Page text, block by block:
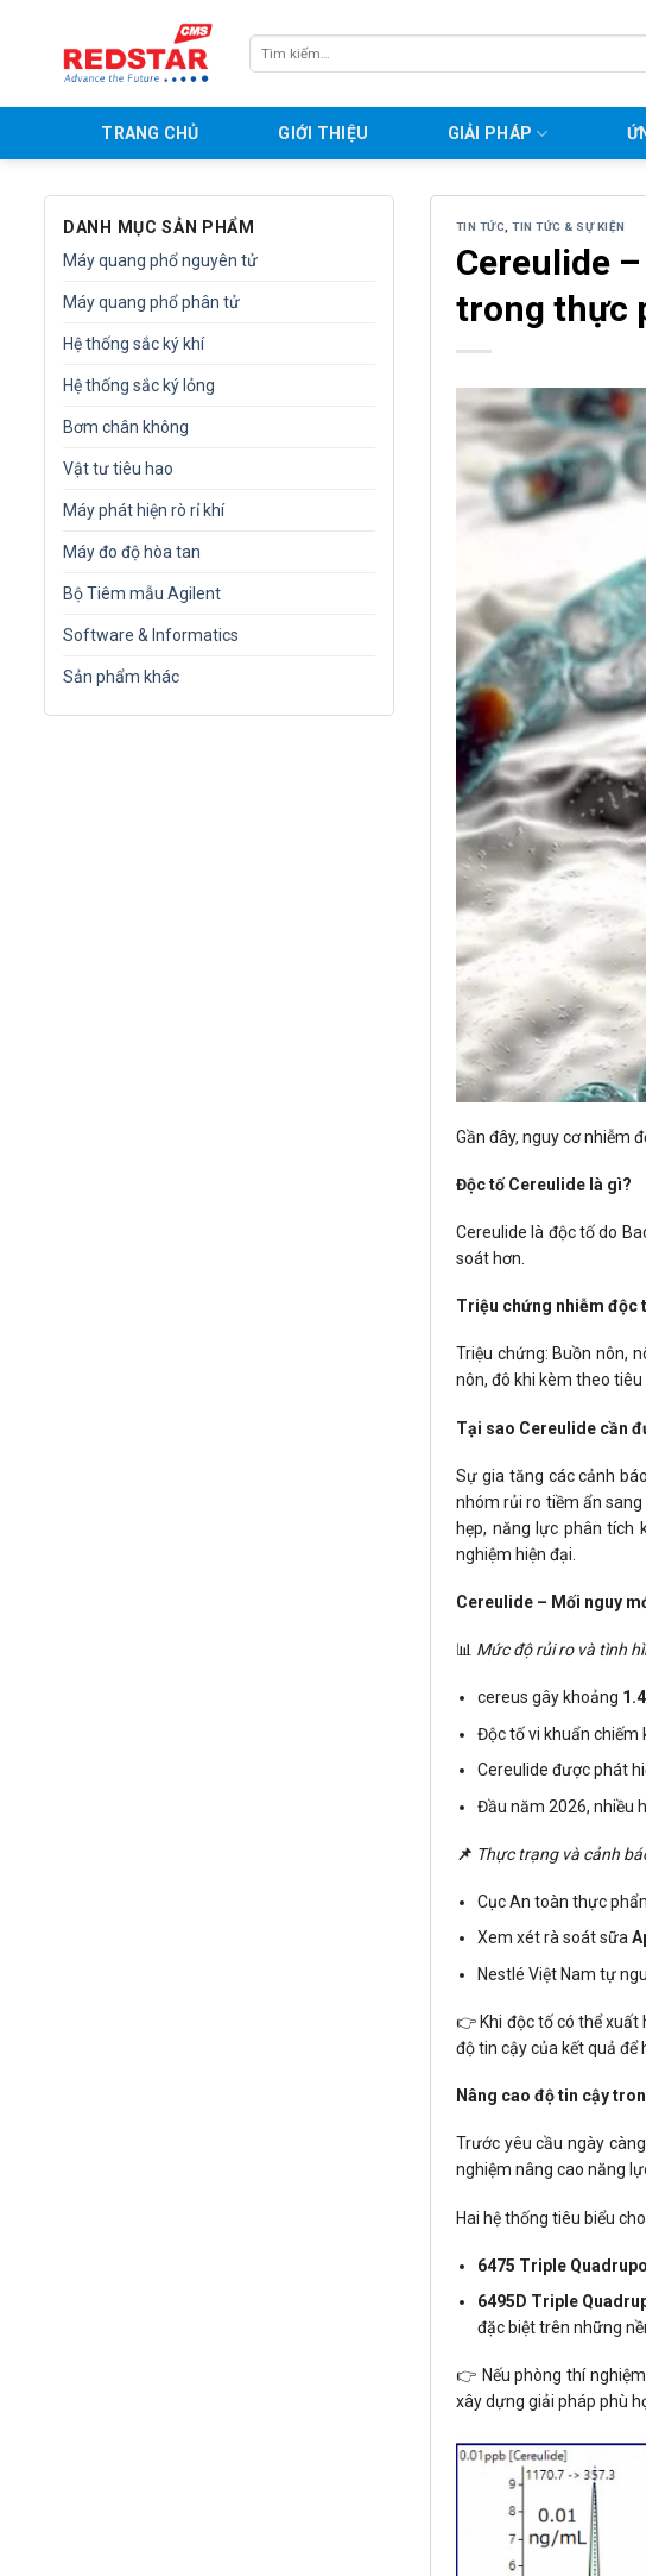
Tìm
kiếm:
TRANG CHỦ GIỚI THIỆU GIẢI PHÁP
DANH MỤC SẢN PHẨM
Máy quang phổ nguyên tử
Máy quang phổ phân tử
Hệ thống sắc ký khí
Hệ thống sắc ký lỏng
Bơm chân không
Vật tư tiêu hao
Máy phát hiện rò rỉ khí
Máy đo độ hòa tan
Bộ Tiêm mẫu Agilent
Software & Informatics
Sản phẩm khác
TIN TỨC ,TIN TỨC & SỰ KIỆN
Cereulide
trong thực
Gần đây, nguy cơ nhiễm
Độc tố Cereulide là gì?
Cereulide là độc tố do
soát hơn.
Triệu chứng nhiễm độc
Triệu chứng: Buồn nôn,
nôn, đô khi kèm theo
Tại sao Cereulide cần
Sự gia tăng các cảnh
nhóm rủi ro tiềm ẩn
hẹp, năng lực phân
nghiệm hiện đại.
Cereulide – Mối nguy
📊 Mức độ rủi ro và tình
cereus gây khoảng
Độc tố vi khuẩn chiếm
Cereulide được phát
Đầu năm 2026, nhiều
📌 Thực trạng và cảnh
Cục An toàn thực
Xem xét rà soát sữa
Nestlé Việt Nam tự
👉 Khi độc tố có thể
độ tin cậy của kết quả để
Nâng cao độ tin cậy
Trước yêu cầu ngày
nghiệm nâng cao năng
Hai hệ thống tiêu biểu
6475 Triple
6495D Triple
đặc biệt trên những
👉 Nếu phòng thí
xây dựng giải pháp phù